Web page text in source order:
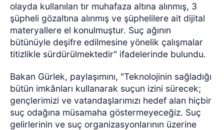
olayda kullanılan tır muhafaza altına alınmış, 3
şüpheli gözaltına alınmış ve şüphelilere ait dijital
materyallere el konulmuştur. Suç ağının
bütünüyle deşifre edilmesine yönelik çalışmalar
titizlikle sürdürülmektedir" ifadelerinde bulundu.
Bakan Gürlek, paylaşımını, "Teknolojinin sağladığı
bütün imkânları kullanarak suçun izini sürecek;
gençlerimizi ve vatandaşlarımızı hedef alan hiçbir
suç odağına müsamaha göstermeyeceğiz. Suç
gelirlerinin ve suç organizasyonlarının üzerine